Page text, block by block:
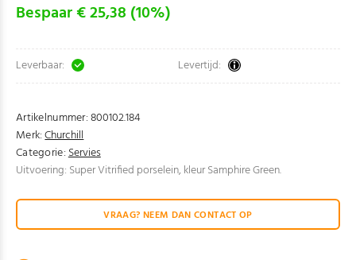
Bespaar € 25,38 (10%)
Leverbaar: Levertijd:
Artikelnummer:800102.184
Merk:Churchill
Categorie:Servies
Uitvoering: Super Vitrified porselein, kleur Samphire Green.
VRAAG? NEEM DAN CONTACT OP